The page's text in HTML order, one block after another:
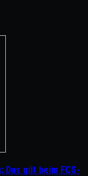
Das gilt beim FCS-